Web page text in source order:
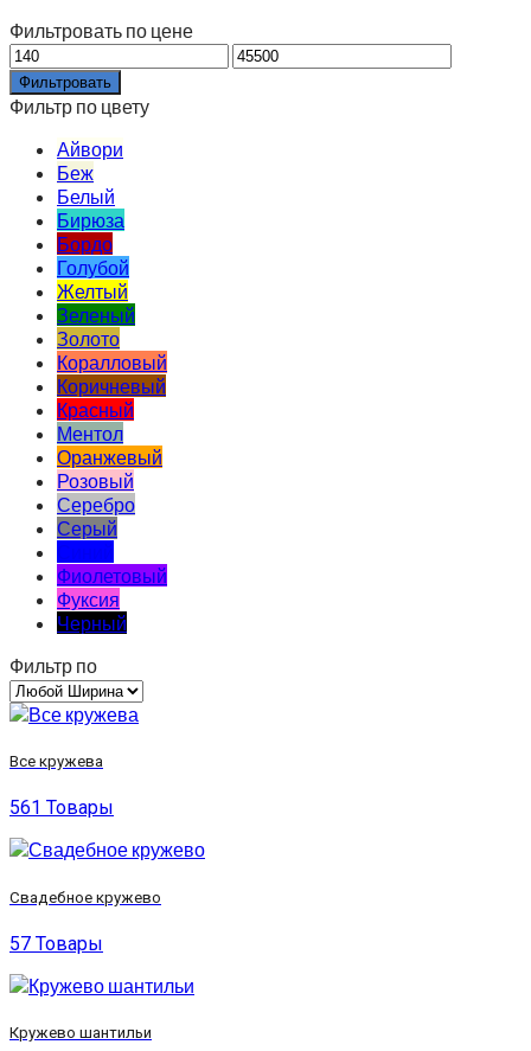
Фильтровать по цене
Фильтровать
Фильтр по цвету
Айвори
Беж
Белый
Бирюза
Бордо
Голубой
Желтый
Зеленый
Золото
Коралловый
Коричневый
Красный
Ментол
Оранжевый
Розовый
Серебро
Серый
Фиолетовый
Фуксия
Черный
Фильтр по
Все кружева
561 Товары
Свадебное кружево
57 Товары
Кружево шантильи